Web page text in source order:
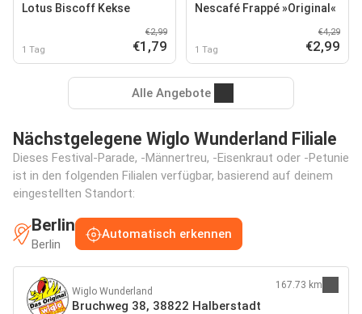
Lotus Biscoff Kekse
1 Tag
€2,99
€1,79
Nescafé Frappé »Original«
1 Tag
€4,29
€2,99
Alle Angebote
Nächstgelegene Wiglo Wunderland Filiale
Dieses Festival-Parade, -Männertreu, -Eisenkraut oder -Petunie
ist in den folgenden Filialen verfügbar, basierend auf deinem
eingestellten Standort:
Berlin
Berlin
Automatisch erkennen
Wiglo Wunderland
Bruchweg 38, 38822 Halberstadt
167.73 km